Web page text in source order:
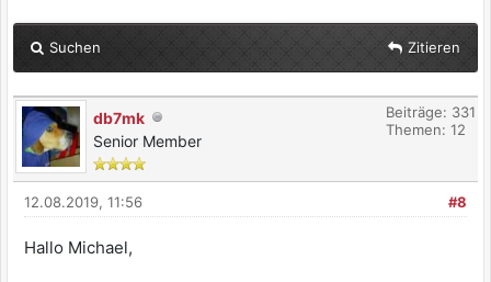
Suchen Zitieren
db7mk
Senior Member
Beiträge: 331
Themen: 12
#8
12.08.2019, 11:56
Hallo Michael,